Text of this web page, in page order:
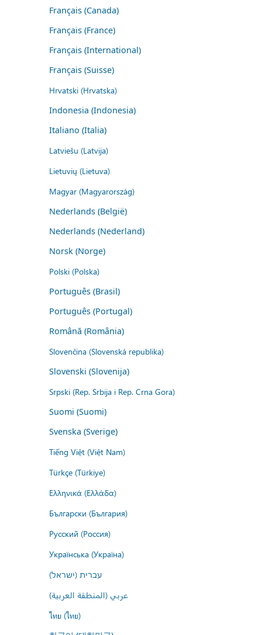
Français (Canada)
Français (France)
Français (International)
Français (Suisse)
Hrvatski (Hrvatska)
Indonesia (Indonesia)
Italiano (Italia)
Latviešu (Latvija)
Lietuvių (Lietuva)
Magyar (Magyarország)
Nederlands (België)
Nederlands (Nederland)
Norsk (Norge)
Polski (Polska)
Português (Brasil)
Português (Portugal)
Română (România)
Slovenčina (Slovenská republika)
Slovenski (Slovenija)
Srpski (Rep. Srbija i Rep. Crna Gora)
Suomi (Suomi)
Svenska (Sverige)
Tiếng Việt (Việt Nam)
Türkçe (Türkiye)
Ελληνικά (Ελλάδα)
Български (България)
Русский (Россия)
Українська (Україна)
עברית (ישראל)
عربي (المنطقة العربية)
ไทย (ไทย)